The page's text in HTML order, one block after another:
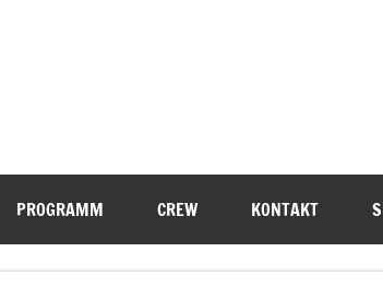
PROGRAMM CREW KONTAKT